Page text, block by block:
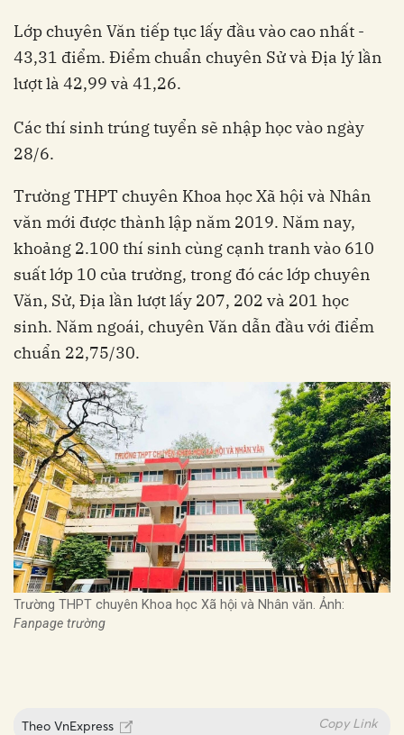
Lớp chuyên Văn tiếp tục lấy đầu vào cao nhất -
43,31 điểm. Điểm chuẩn chuyên Sử và Địa lý lần
lượt là 42,99 và 41,26.
Các thí sinh trúng tuyển sẽ nhập học vào ngày
28/6.
Trường THPT chuyên Khoa học Xã hội và Nhân
văn mới được thành lập năm 2019. Năm nay,
khoảng 2.100 thí sinh cùng cạnh tranh vào 610
suất lớp 10 của trường, trong đó các lớp chuyên
Văn, Sử, Địa lần lượt lấy 207, 202 và 201 học
sinh. Năm ngoái, chuyên Văn dẫn đầu với điểm
chuẩn 22,75/30.
Trường THPT chuyên Khoa học Xã hội và Nhân văn. Ảnh:
Fanpage trường
Theo VnExpress Copy Link